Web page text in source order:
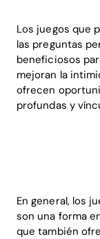
Los juegos que
las preguntas
beneficiosos
mejoran la
ofrecen
profundas y
En general, los
son una forma
que también